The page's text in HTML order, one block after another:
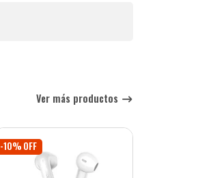
Ver más productos
-10% OFF